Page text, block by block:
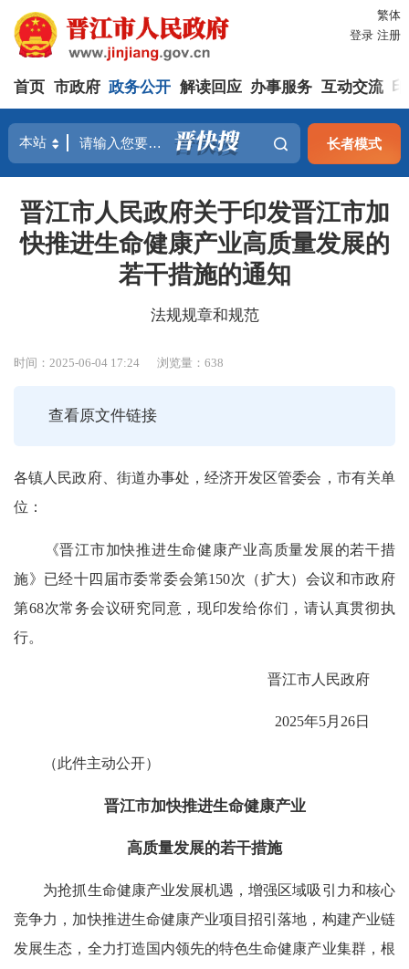
繁体
登录 注册
首页 市政府 政务公开 解读回应 办事服务 互动交流
长者模式
晋江市人民政府关于印发晋江市加
快推进生命健康产业高质量发展的
若干措施的通知
法规规章和规范
时间：2025-06-04 17:24 浏览量：638
查看原文件链接
各镇人民政府、街道办事处，经济开发区管委会，市有关单
位：
《晋江市加快推进生命健康产业高质量发展的若干措
施》已经十四届市委常委会第150次（扩大）会议和市政府
第68次常务会议研究同意，现印发给你们，请认真贯彻执
行。
晋江市人民政府
2025年5月26日
（此件主动公开）
晋江市加快推进生命健康产业
高质量发展的若干措施
为抢抓生命健康产业发展机遇，增强区域吸引力和核心
竞争力，加快推进生命健康产业项目招引落地，构建产业链
发展生态，全力打造国内领先的特色生命健康产业集群，根